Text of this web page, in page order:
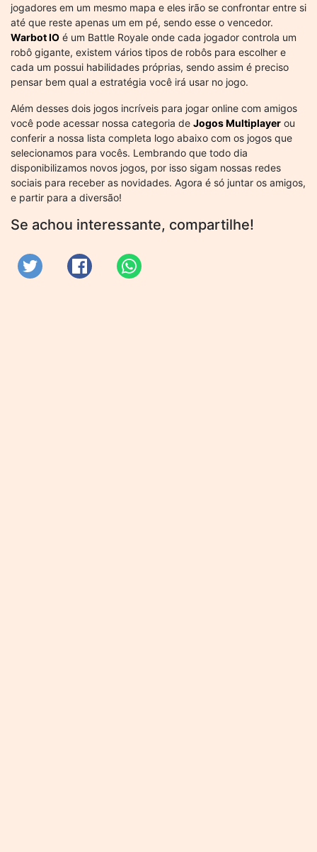
jogadores em um mesmo mapa e eles irão se confrontar entre si
até que reste apenas um em pé, sendo esse o vencedor.
Warbot IO é um Battle Royale onde cada jogador controla um
robô gigante, existem vários tipos de robôs para escolher e
cada um possui habilidades próprias, sendo assim é preciso
pensar bem qual a estratégia você irá usar no jogo.
Além desses dois jogos incríveis para jogar online com amigos
você pode acessar nossa categoria de Jogos Multiplayer ou
conferir a nossa lista completa logo abaixo com os jogos que
selecionamos para vocês. Lembrando que todo dia
disponibilizamos novos jogos, por isso sigam nossas redes
sociais para receber as novidades. Agora é só juntar os amigos,
e partir para a diversão!
Se achou interessante, compartilhe!